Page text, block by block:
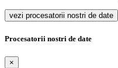
vezi procesatorii nostri de date
Procesatorii nostri de date
×